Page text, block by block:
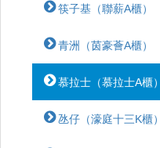
筷子基（聯薪A櫃）
青洲（茵豪薈A櫃）
慕拉士（慕拉士A櫃）
氹仔（濠庭十三K櫃）